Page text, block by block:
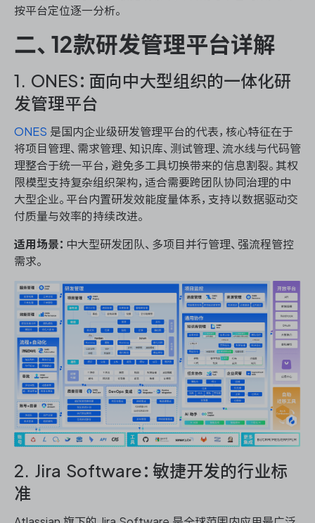
按平台定位逐一分析。
二、12款研发管理平台详解
1. ONES：面向中大型组织的一体化研
发管理平台
ONES 是国内企业级研发管理平台的代表，核心特征在于
将项目管理、需求管理、知识库、测试管理、流水线与代码管
理整合于统一平台，避免多工具切换带来的信息割裂。其权
限模型支持复杂组织架构，适合需要跨团队协同治理的中
大型企业。平台内置研发效能度量体系，支持以数据驱动交
付质量与效率的持续改进。
适用场景： 中大型研发团队、多项目并行管理、强流程管控
需求。
2. Jira Software：敏捷开发的行业标
准